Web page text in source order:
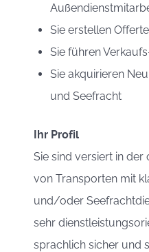
Sie erstellen
Sie führen
Sie akquirieren
und Seefracht
Ihr Profil
Sie sind versiert in
von Transporten mit
und/oder
sehr
sprachlich sicher und